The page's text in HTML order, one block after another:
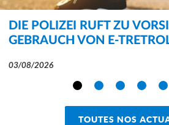
DIE POLIZEI RUFT ZU
GEBRAUCH VON E-
03/08/2026
TOUTES NOS